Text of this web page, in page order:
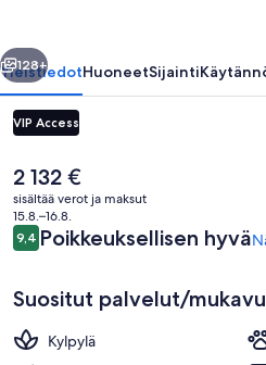
Seuraava
128+
YleistiedotHuoneetSijainti
VIP Access
Nykyinen
hinta
on
2 132 €
2 132 €
sisältää verot ja maksut
15.8.–16.8.
Arvostelut
9,49,4 kautta 10.
Poikkeuksellisen hyvä
Suositut palvelut/
Kylpylä